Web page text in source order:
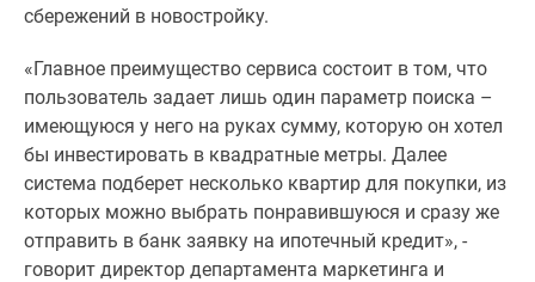
Подмосковья
Студии
комнатные
Квартиры
сбережений в новостройку.
«Главное преимущество сервиса состоит в том, что
пользователь задает лишь один параметр поиска –
имеющуюся у него на руках сумму, которую он хотел
бы инвестировать в квадратные метры. Далее
система подберет несколько квартир для покупки, из
которых можно выбрать понравившуюся и сразу же
отправить в банк заявку на ипотечный кредит», -
говорит директор департамента маркетинга и